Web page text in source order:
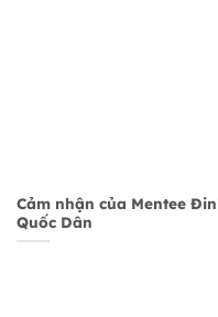
Cảm nhận của Mentee
Quốc Dân